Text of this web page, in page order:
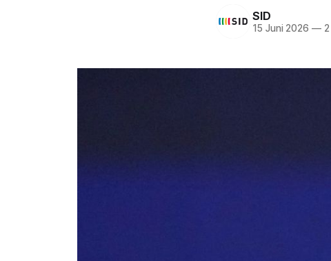
SID
15 Juni 2026 —2